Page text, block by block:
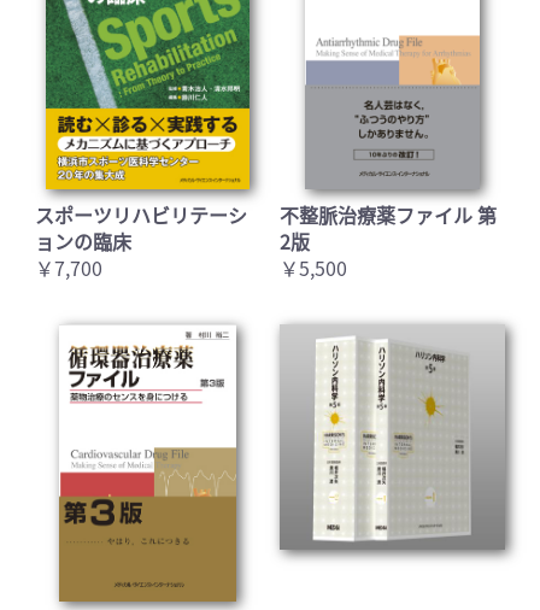
スポーツリハビリテーシ
ョンの臨床
￥7,700
不整脈治療薬ファイル 第
2版
￥5,500